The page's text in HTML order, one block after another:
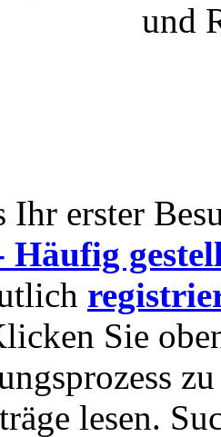
und
Ihr erster
Häufig
Sie
lesen.